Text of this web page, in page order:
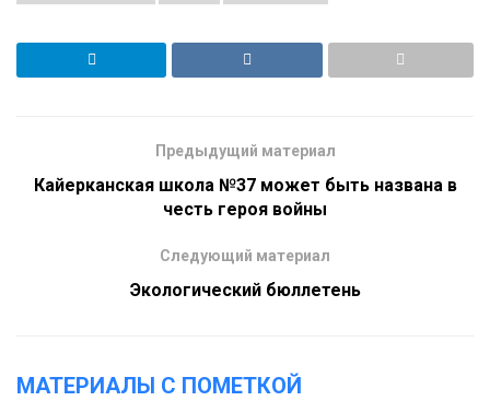
Предыдущий материал
Кайерканская школа №37 может быть названа в
честь героя войны
Следующий материал
Экологический бюллетень
МАТЕРИАЛЫ С ПОМЕТКОЙ